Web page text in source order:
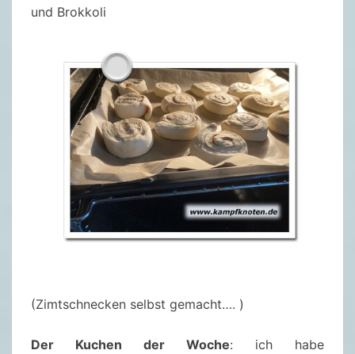
und Brokkoli
(Zimtschnecken selbst gemacht…. )
Der Kuchen der Woche: ich habe